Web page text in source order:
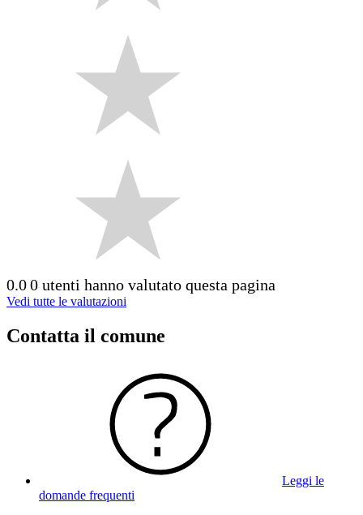
0.00 utenti hanno valutato questa pagina
Vedi tutte le valutazioni
Contatta il comune
Leggi le
domande frequenti